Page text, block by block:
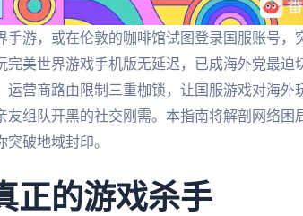
游，或在伦敦的咖啡馆试图登录国服账号，
完美世界游戏手机版无延迟，已成海外党最迫
营商路由限制三重枷锁，让国服游戏对海外
友组队开黑的社交刚需。本指南将解剖网络困
破地域封印。
正的游戏杀手